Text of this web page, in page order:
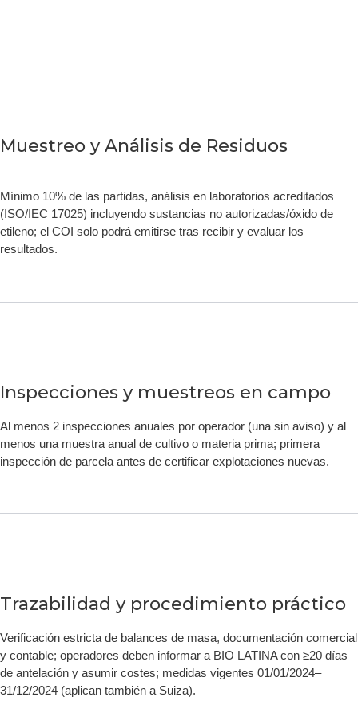
Muestreo y Análisis de Residuos
Mínimo 10% de las partidas, análisis en laboratorios acreditados
(ISO/IEC 17025) incluyendo sustancias no autorizadas/óxido de
etileno; el COI solo podrá emitirse tras recibir y evaluar los
resultados.
Inspecciones y muestreos en campo
Al menos 2 inspecciones anuales por operador (una sin aviso) y al
menos una muestra anual de cultivo o materia prima; primera
inspección de parcela antes de certificar explotaciones nuevas.
Trazabilidad y procedimiento práctico
Verificación estricta de balances de masa, documentación comercial
y contable; operadores deben informar a BIO LATINA con ≥20 días
de antelación y asumir costes; medidas vigentes 01/01/2024–
31/12/2024 (aplican también a Suiza).